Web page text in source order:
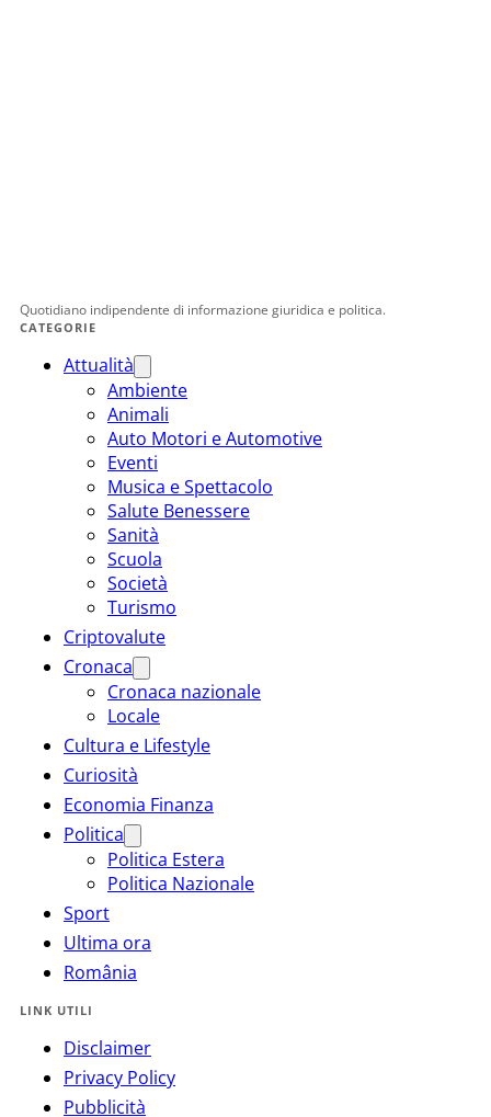
Quotidiano indipendente di informazione giuridica e politica.
CATEGORIE
Attualità
Ambiente
Animali
Auto Motori e Automotive
Eventi
Musica e Spettacolo
Salute Benessere
Sanità
Scuola
Società
Turismo
Criptovalute
Cronaca
Cronaca nazionale
Locale
Cultura e Lifestyle
Curiosità
Economia Finanza
Politica
Politica Estera
Politica Nazionale
Sport
Ultima ora
România
LINK UTILI
Disclaimer
Privacy Policy
Pubblicità